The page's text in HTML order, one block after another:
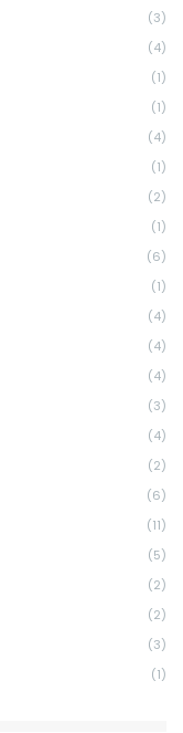
(3)
(4)
(1)
(1)
(4)
(1)
(2)
(1)
(6)
(1)
(4)
(4)
(4)
(3)
(4)
(2)
(6)
(11)
(5)
(2)
(2)
(3)
(1)